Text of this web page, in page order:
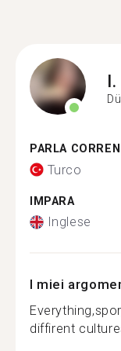
I.
PARLA
Turco
IMPARA
Inglese
I miei
diffirent